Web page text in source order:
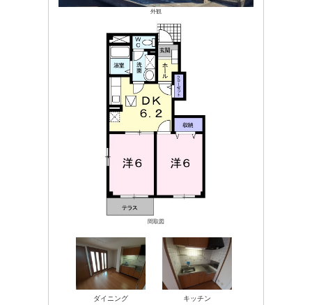
外観
間取図
ダイニング キッチン